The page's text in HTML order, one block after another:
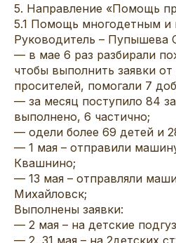
5. Направление «Помощь
5.1 Помощь многодетным
Руководитель – Пупышева
— в мае 6 раз разбирали
чтобы выполнить заявки
просителей, помогали 7
— за месяц поступило 84
выполнено, 6 частично;
— одели более 69 детей и
— 1 мая – отправили
Квашнино;
— 13 мая – отправляли
Михайловск;
Выполнены заявки:
— 2 мая – на детские
— 2, 31 мая – на 2детских